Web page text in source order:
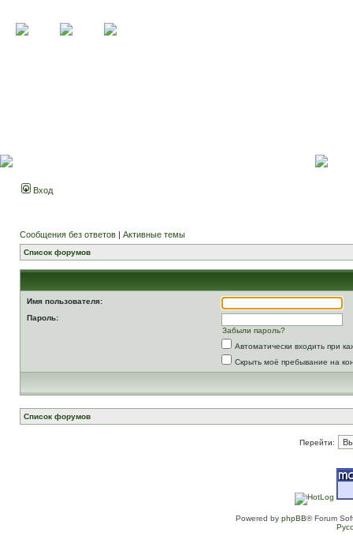
Вход
Сообщения без ответов | Активные темы
Список форумов
Имя пользователя:
Пароль:
Забыли пароль?
Автоматически входить при
Скрыть моё пребывание на
Список форумов
Перейти:
Powered by phpBB® Forum